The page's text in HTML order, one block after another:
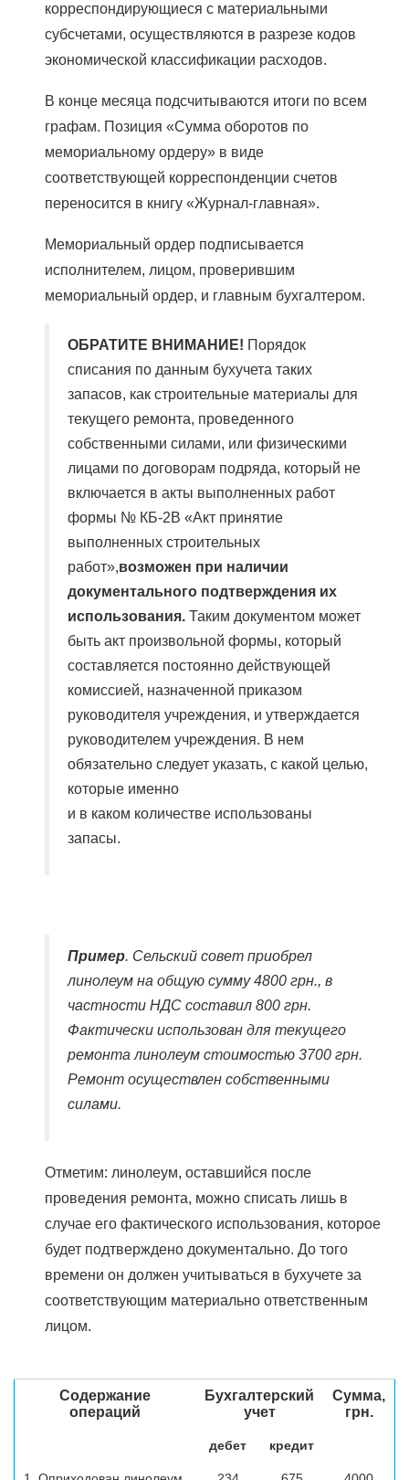
корреспондирующиеся с материальными
субсчетами, осуществляются в разрезе кодов
экономической классификации расходов.
В конце месяца подсчитываются итоги по всем
графам. Позиция «Сумма оборотов по
мемориальному ордеру» в виде
соответствующей корреспонденции счетов
переносится в книгу «Журнал-главная».
Мемориальный ордер подписывается
исполнителем, лицом, проверившим
мемориальный ордер, и главным бухгалтером.
ОБРАТИТЕ ВНИМАНИЕ! Порядок
списания по данным бухучета таких
запасов, как строительные материалы для
текущего ремонта, проведенного
собственными силами, или физическими
лицами по договорам подряда, который не
включается в акты выполненных работ
формы № КБ-2В «Акт принятие
выполненных строительных
работ»,возможен при наличии
документального подтверждения их
использования. Таким документом может
быть акт произвольной формы, который
составляется постоянно действующей
комиссией, назначенной приказом
руководителя учреждения, и утверждается
руководителем учреждения. В нем
обязательно следует указать, с какой целью,
которые именно
и в каком количестве использованы
запасы.
Пример. Сельский совет приобрел
линолеум на общую сумму 4800 грн., в
частности НДС составил 800 грн.
Фактически использован для текущего
ремонта линолеум стоимостью 3700 грн.
Ремонт осуществлен собственными
силами.
Отметим: линолеум, оставшийся после
проведения ремонта, можно списать лишь в
случае его фактического использования, которое
будет подтверждено документально. До того
времени он должен учитываться в бухучете за
соответствующим материально ответственным
лицом.
Содержание
операций
Бухгалтерский
учет
Сумма,
грн.
дебет кредит